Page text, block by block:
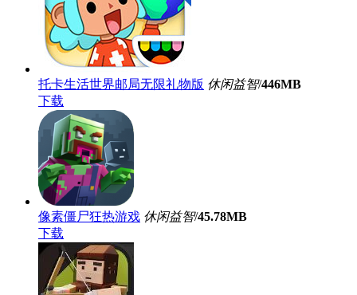
托卡生活世界邮局无限礼物版 休闲益智/446MB
下载
像素僵尸狂热游戏 休闲益智/45.78MB
下载